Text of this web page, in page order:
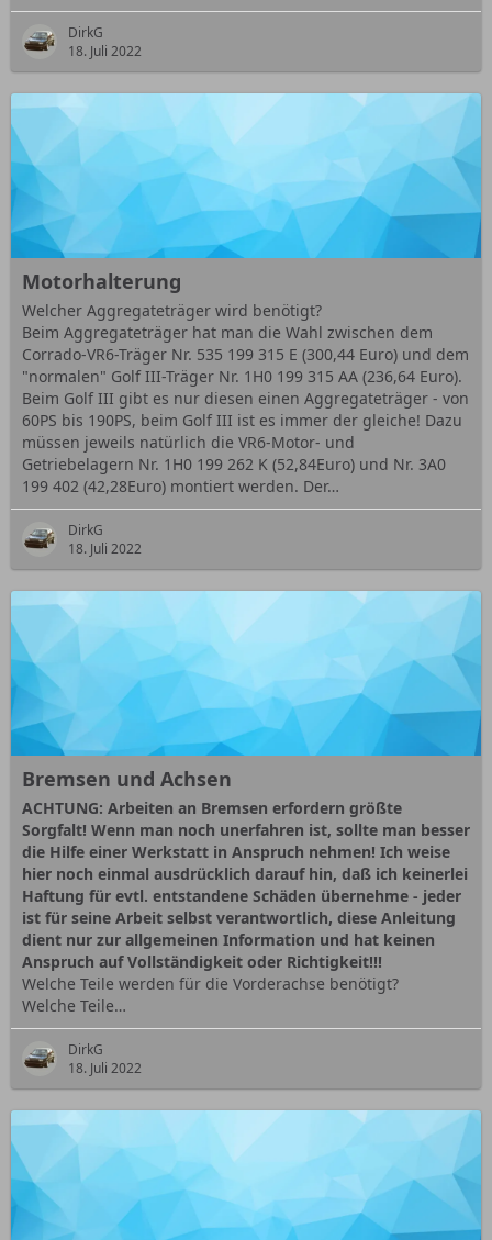
DirkG
18. Juli 2022
Motorhalterung
Welcher Aggregateträger wird benötigt?
Beim Aggregateträger hat man die Wahl zwischen dem
Corrado-VR6-Träger Nr. 535 199 315 E (300,44 Euro) und dem
"normalen" Golf III-Träger Nr. 1H0 199 315 AA (236,64 Euro).
Beim Golf III gibt es nur diesen einen Aggregateträger - von
60PS bis 190PS, beim Golf III ist es immer der gleiche! Dazu
müssen jeweils natürlich die VR6-Motor- und
Getriebelagern Nr. 1H0 199 262 K (52,84Euro) und Nr. 3A0
199 402 (42,28Euro) montiert werden. Der…
DirkG
18. Juli 2022
Bremsen und Achsen
ACHTUNG: Arbeiten an Bremsen erfordern größte
Sorgfalt! Wenn man noch unerfahren ist, sollte man besser
die Hilfe einer Werkstatt in Anspruch nehmen! Ich weise
hier noch einmal ausdrücklich darauf hin, daß ich keinerlei
Haftung für evtl. entstandene Schäden übernehme - jeder
ist für seine Arbeit selbst verantwortlich, diese Anleitung
dient nur zur allgemeinen Information und hat keinen
Anspruch auf Vollständigkeit oder Richtigkeit!!!
Welche Teile werden für die Vorderachse benötigt?
Welche Teile…
DirkG
18. Juli 2022